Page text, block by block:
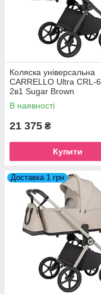
Коляска універсальна
CARRELLO Ultra CRL-
2в1 Sugar Brown
В наявності
21 375 ₴
Купити
Доставка 1 грн